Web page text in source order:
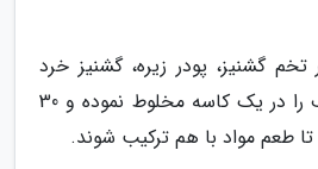
تخم گشنیز، پودر زیره، گشنیز خرد
شده، نمک و فلفف را در یک کاسه مخلوط نموده و 30
تا طعم مواد با هم ترکیب شوند.